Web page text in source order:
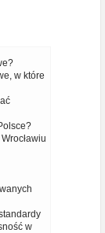
w które
w